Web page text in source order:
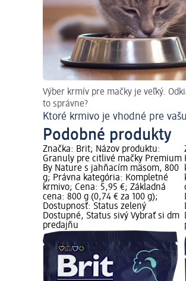
Výber krmív pre mačky je veľký.
to správne?
Ktoré krmivo je vhodné pre
Podobné produkty
Značka: Brit; Názov produktu:
Granuly pre citlivé mačky Premium
By Nature s jahňacím mäsom, 800
g; Právna kategória: Kompletné
krmivo; Cena: 5,95 €; Základná
cena: 800 g (0,74 € za 100 g);
Dostupnosť: Status zelený
Dostupné, Status sivý Vybrať si dm
predajňu